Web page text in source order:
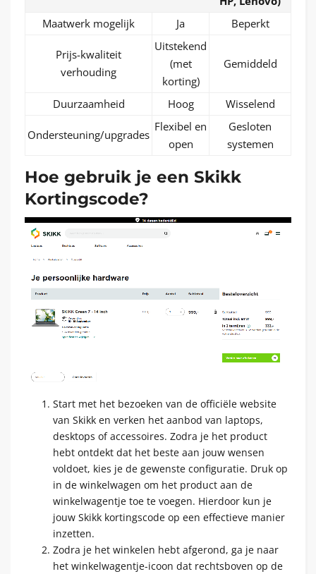
Maatwerk mogelijk
Ja Beperkt
Prijs-kwaliteit
verhouding
Uitstekend
(met
korting)
Gemiddeld
Duurzaamheid Hoog Wisselend
Ondersteuning/upgrades
Flexibel en
open
Gesloten
systemen
Hoe gebruik je een Skikk
Kortingscode?
Start met het bezoeken van de officiële website
van Skikk en verken het aanbod van laptops,
desktops of accessoires. Zodra je het product
hebt ontdekt dat het beste aan jouw wensen
voldoet, kies je de gewenste configuratie. Druk op
in de winkelwagen om het product aan de
winkelwagentje toe te voegen. Hierdoor kun je
jouw Skikk kortingscode op een effectieve manier
inzetten.
Zodra je het winkelen hebt afgerond, ga je naar
het winkelwagentje-icoon dat rechtsboven op de